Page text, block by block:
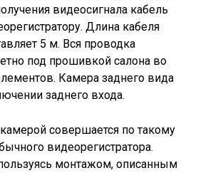
видеосигнала кабель
Длина кабеля
5 м. Вся проводка
под прошивкой салона во
Камера заднего вида
заднего входа.
совершается по такому
видеорегистратора.
монтажом, описанным